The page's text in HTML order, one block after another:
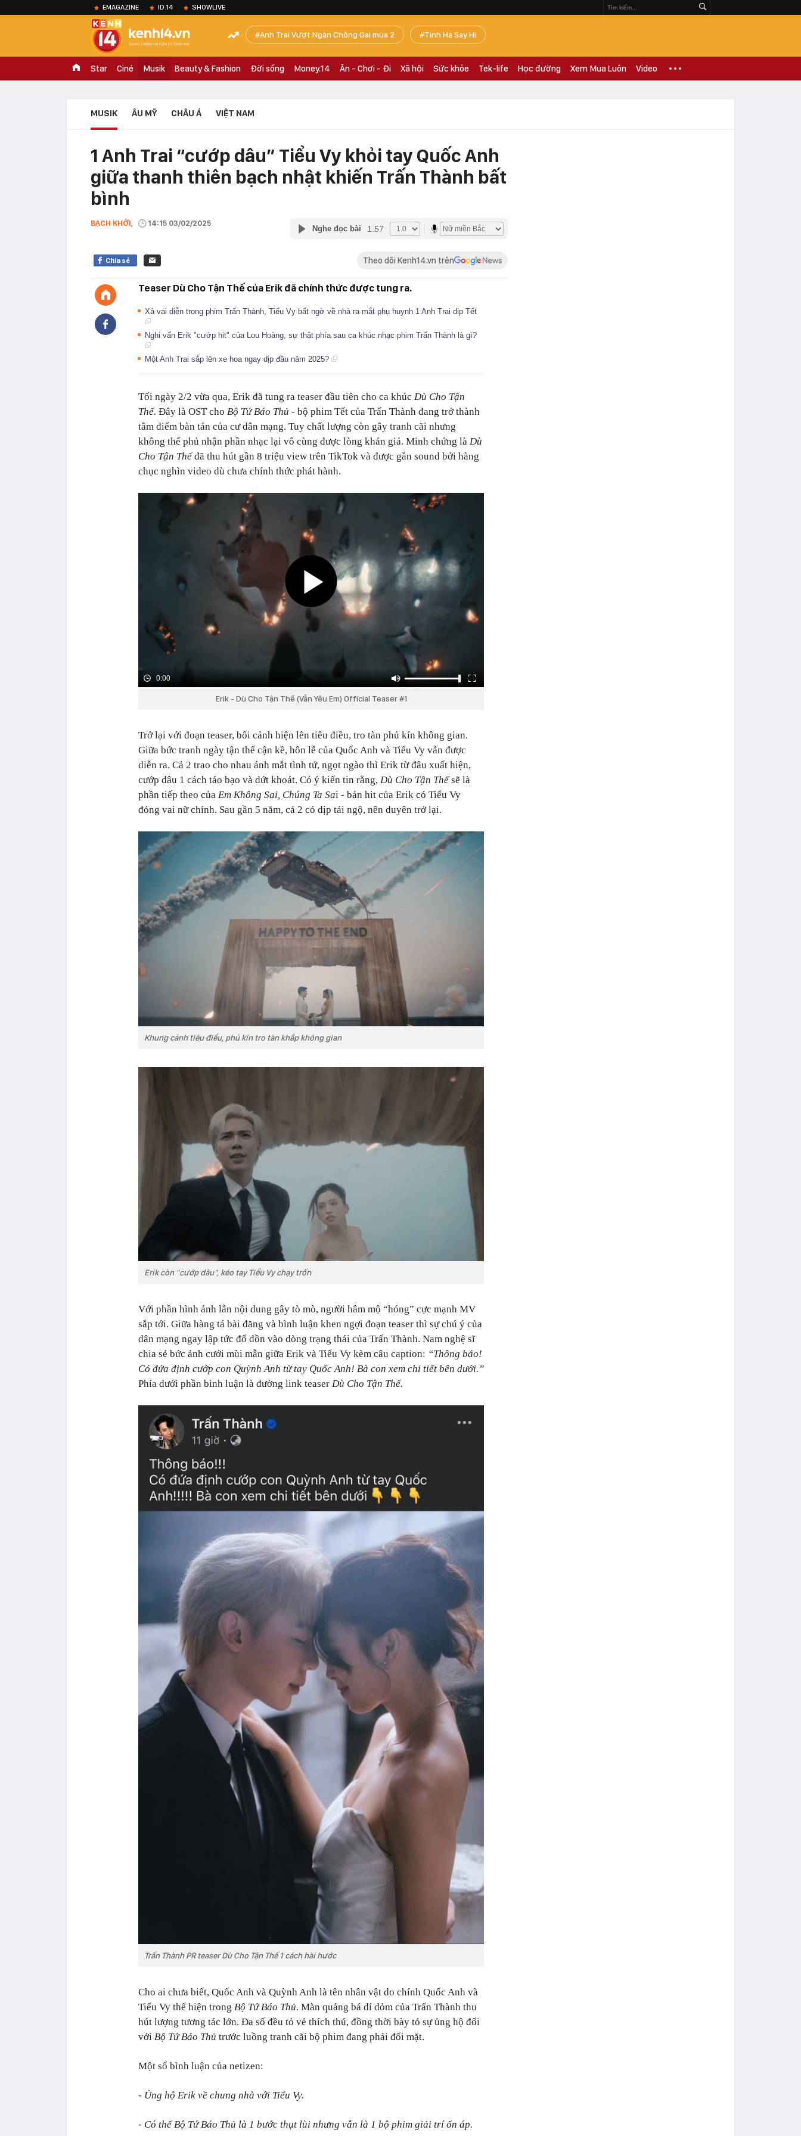
EMAGAZINE ID.14 SHOWLIVE
Anh Trai Vượt Ngàn Chông Gai mùa 2 Tinh Hà Say Hi
Star Ciné Musik Beauty & Fashion Đời sống Money.14 Ăn - Chơi - Đi Xã hội Sức khỏe Tek-life Học đường Xem Mua Luôn Video
MUSIK ÂU MỸ CHÂU Á VIỆT NAM
1 Anh Trai “cướp dâu” Tiểu Vy khỏi tay Quốc Anh
giữa thanh thiên bạch nhật khiến Trấn Thành bất
bình
BẠCH KHỞI, 14:15 03/02/2025
Nghe đọc bài 1:57
Chia sẻ Theo dõi Kenh14.vn trên
Teaser Dù Cho Tận Thế của Erik đã chính thức được tung ra.
Xả vai diễn trong phim Trấn Thành, Tiểu Vy bất ngờ về nhà ra mắt phụ huynh 1 Anh Trai dịp Tết
Nghi vấn Erik "cướp hit" của Lou Hoàng, sự thật phía sau ca khúc nhạc phim Trấn Thành là gì?
Một Anh Trai sắp lên xe hoa ngay dịp đầu năm 2025?
Tối ngày 2/2 vừa qua, Erik đã tung ra teaser đầu tiên cho ca khúc Dù Cho Tận
Thế. Đây là OST cho Bộ Tứ Báo Thủ - bộ phim Tết của Trấn Thành đang trở thành
tâm điểm bàn tán của cư dân mạng. Tuy chất lượng còn gây tranh cãi nhưng
không thể phủ nhận phần nhạc lại vô cùng được lòng khán giả. Minh chứng là Dù
Cho Tận Thếđã thu hút gần 8 triệu view trên TikTok và được gắn sound bởi hàng
chục nghìn video dù chưa chính thức phát hành.
0:00
Erik - Dù Cho Tận Thế (Vẫn Yêu Em) Official Teaser #1
Trở lại với đoạn teaser, bối cảnh hiện lên tiêu điều, tro tàn phủ kín không gian.
Giữa bức tranh ngày tận thế cận kề, hôn lễ của Quốc Anh và Tiểu Vy vẫn được
diễn ra. Cả 2 trao cho nhau ánh mắt tình tứ, ngọt ngào thì Erik từ đâu xuất hiện,
cướp dâu 1 cách táo bạo và dứt khoát. Có ý kiến tin rằng, Dù Cho Tận Thếsẽ là
phần tiếp theo của Em Không Sai, Chúng Ta Sai - bản hit của Erik có Tiểu Vy
đóng vai nữ chính. Sau gần 5 năm, cả 2 có dịp tái ngộ, nên duyên trở lại.
Khung cảnh tiêu điều, phủ kín tro tàn khắp không gian
Erik còn "cướp dâu", kéo tay Tiểu Vy chạy trốn
Với phần hình ảnh lẫn nội dung gây tò mò, người hâm mộ “hóng” cực mạnh MV
sắp tới. Giữa hàng tá bài đăng và bình luận khen ngợi đoạn teaser thì sự chú ý của
dân mạng ngay lập tức đổ dồn vào dòng trạng thái của Trấn Thành. Nam nghệ sĩ
chia sẻ bức ảnh cưới mùi mẫn giữa Erik và Tiểu Vy kèm câu caption: “Thông báo!
Có đứa định cướp con Quỳnh Anh từ tay Quốc Anh! Bà con xem chi tiết bên dưới.”
Phía dưới phần bình luận là đường link teaser Dù Cho Tận Thế.
Trấn Thành PR teaser Dù Cho Tận Thế 1 cách hài hước
Cho ai chưa biết, Quốc Anh và Quỳnh Anh là tên nhân vật do chính Quốc Anh và
Tiểu Vy thể hiện trong Bộ Tứ Báo Thủ. Màn quảng bá dí dỏm của Trấn Thành thu
hút lượng tương tác lớn. Đa số đều tỏ vẻ thích thú, đồng thời bày tỏ sự ủng hộ đối
với Bộ Tứ Báo Thủ trước luồng tranh cãi bộ phim đang phải đối mặt.
Một số bình luận của netizen:
- Ủng hộ Erik về chung nhà với Tiểu Vy.
- Có thể Bộ Tứ Báo Thủ là 1 bước thụt lùi nhưng vẫn là 1 bộ phim giải trí ổn áp.